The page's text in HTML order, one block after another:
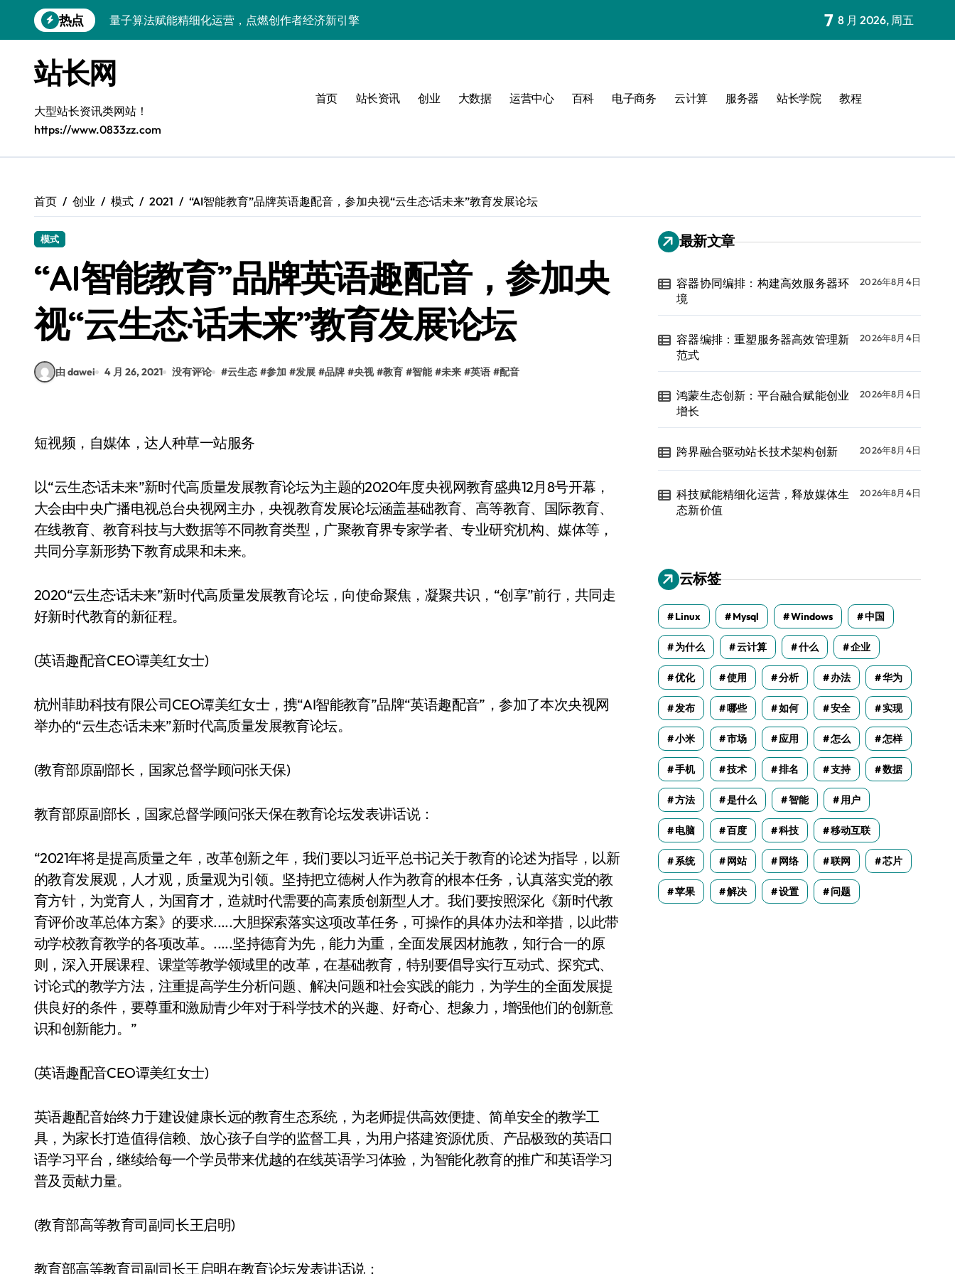
到
热点
量子算法赋能精细化运营，点燃创作者经济新引擎
容器协同编排：构建高效服务器环境
7 8 月 2026, 周五
站长网
大型站长资讯类网站！
https://www.0833zz.com
首页 站长资讯 创业 大数据 运营中心 百科 电子商务 云计算 服务器 站长学院 教程
首页 创业 模式 2021 “AI智能教育”品牌英语趣配音，参加央视“云生态·话未来”教育发展论坛
模式
“AI智能教育”品牌英语趣配音，参加央
视“云生态·话未来”教育发展论坛
由 dawei 4 月 26, 2021 没有评论 #云生态 #参加 #发展 #品牌 #央视 #教育 #智能 #未来 #英语 #配音
短视频，自媒体，达人种草一站服务
以“云生态·话未来”新时代高质量发展教育论坛为主题的2020年度央视网教育盛典12月8号开幕，
大会由中央广播电视总台央视网主办，央视教育发展论坛涵盖基础教育、高等教育、国际教育、
在线教育、教育科技与大数据等不同教育类型，广聚教育界专家学者、专业研究机构、媒体等，
共同分享新形势下教育成果和未来。
2020“云生态·话未来”新时代高质量发展教育论坛，向使命聚焦，凝聚共识，“创享”前行，共同走
好新时代教育的新征程。
(英语趣配音CEO谭美红女士)
杭州菲助科技有限公司CEO谭美红女士，携“AI智能教育”品牌“英语趣配音”，参加了本次央视网
举办的“云生态·话未来”新时代高质量发展教育论坛。
(教育部原副部长，国家总督学顾问张天保)
教育部原副部长，国家总督学顾问张天保在教育论坛发表讲话说：
“2021年将是提高质量之年，改革创新之年，我们要以习近平总书记关于教育的论述为指导，以新
的教育发展观，人才观，质量观为引领。坚持把立德树人作为教育的根本任务，认真落实党的教
育方针，为党育人，为国育才，造就时代需要的高素质创新型人才。我们要按照深化《新时代教
育评价改革总体方案》的要求.....大胆探索落实这项改革任务，可操作的具体办法和举措，以此带
动学校教育教学的各项改革。.....坚持德育为先，能力为重，全面发展因材施教，知行合一的原
则，深入开展课程、课堂等教学领域里的改革，在基础教育，特别要倡导实行互动式、探究式、
讨论式的教学方法，注重提高学生分析问题、解决问题和社会实践的能力，为学生的全面发展提
供良好的条件，要尊重和激励青少年对于科学技术的兴趣、好奇心、想象力，增强他们的创新意
识和创新能力。”
(英语趣配音CEO谭美红女士)
英语趣配音始终力于建设健康长远的教育生态系统，为老师提供高效便捷、简单安全的教学工
具，为家长打造值得信赖、放心孩子自学的监督工具，为用户搭建资源优质、产品极致的英语口
语学习平台，继续给每一个学员带来优越的在线英语学习体验，为智能化教育的推广和英语学习
普及贡献力量。
(教育部高等教育司副司长王启明)
教育部高等教育司副司长王启明在教育论坛发表讲话说：
最新文章
容器协同编排：构建高效服务器环
境
2026年8月4日
容器编排：重塑服务器高效管理新
范式
2026年8月4日
鸿蒙生态创新：平台融合赋能创业
增长
2026年8月4日
跨界融合驱动站长技术架构创新 2026年8月4日
科技赋能精细化运营，释放媒体生
态新价值
2026年8月4日
云标签
Linux Mysql Windows 中国
为什么 云计算 什么 企业
优化 使用 分析 办法 华为
发布 哪些 如何 安全 实现
小米 市场 应用 怎么 怎样
手机 技术 排名 支持 数据
方法 是什么 智能 用户
电脑 百度 科技 移动互联
系统 网站 网络 联网 芯片
苹果 解决 设置 问题